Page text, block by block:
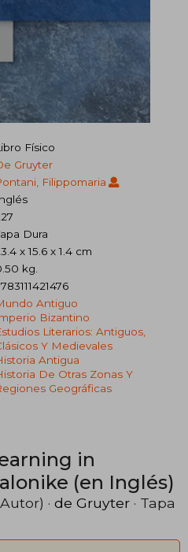
Físico
Gruyter
Filippomaria
Dura
x 15.6 x 1.4 cm
kg.
Antiguo
Bizantino
Literarios: Antiguos,
Y Medievales
Antigua
De Otras Zonas Y
Geográficas
in
(en Inglés)
· de Gruyter · Tapa